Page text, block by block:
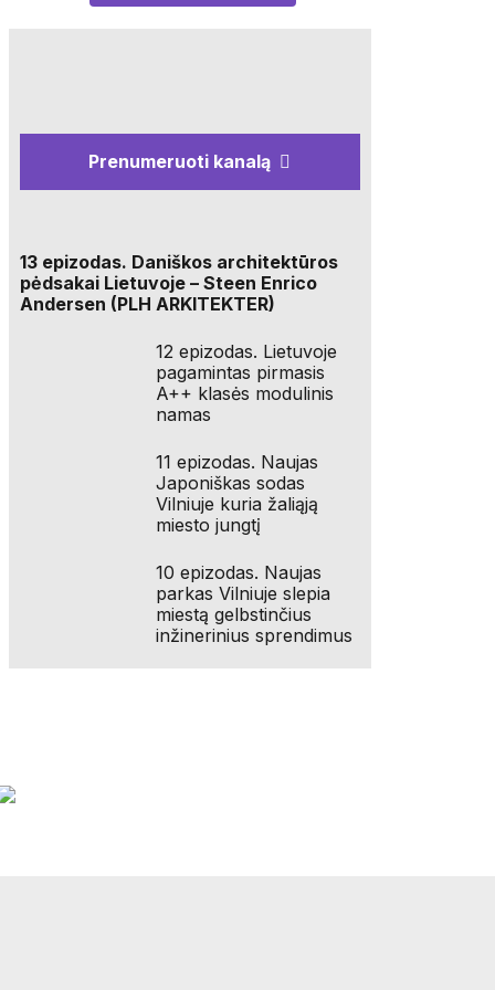
Prenumeruoti kanalą
13 epizodas. Daniškos architektūros
pėdsakai Lietuvoje – Steen Enrico
Andersen (PLH ARKITEKTER)
12 epizodas. Lietuvoje
pagamintas pirmasis
A++ klasės modulinis
namas
11 epizodas. Naujas
Japoniškas sodas
Vilniuje kuria žaliąją
miesto jungtį
10 epizodas. Naujas
parkas Vilniuje slepia
miestą gelbstinčius
inžinerinius sprendimus